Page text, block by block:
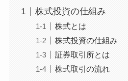
株式投資の仕組み
株式とは
株式投資の仕組み
証券取引所とは
株式取引の流れ